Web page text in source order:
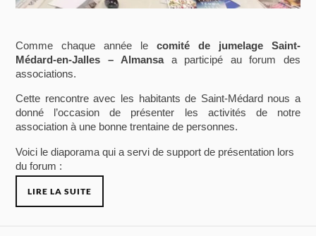
Comme chaque année le comité de jumelage Saint-
Médard-en-Jalles – Almansaa participé au forum des
associations.
Cette rencontre avec les habitants de Saint-Médard nous a
donné l’occasion de présenter les activités de notre
association à une bonne trentaine de personnes.
Voici le diaporama qui a servi de support de présentation lors
du forum :
LIRE LA SUITE